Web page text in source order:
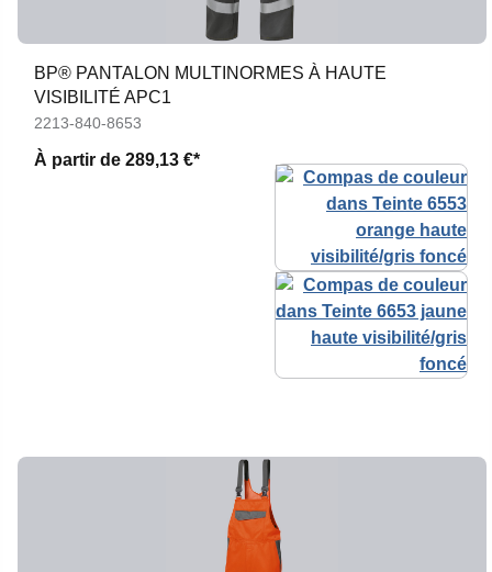
BP® PANTALON MULTINORMES À HAUTE
VISIBILITÉ APC1
2213-840-8653
À partir de 289,13 €*